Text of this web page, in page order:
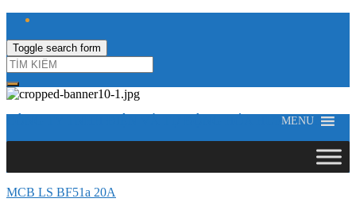
Toggle search form
CÔNG TY TNHH ĐIỆN VÀ TỰ ĐỘNG HÓA HƯNG LONG
MENU
MCB LS BF51a 20A